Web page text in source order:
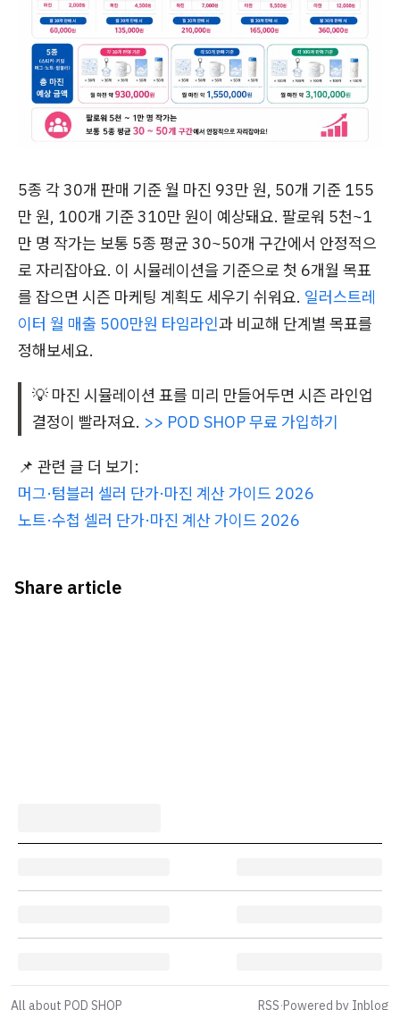
5종 각 30개 판매 기준 월 마진 93만 원, 50개 기준 155
만 원, 100개 기준 310만 원이 예상돼요. 팔로워 5천~1
만 명 작가는 보통 5종 평균 30~50개 구간에서 안정적으
로 자리잡아요. 이 시뮬레이션을 기준으로 첫 6개월 목표
를 잡으면 시즌 마케팅 계획도 세우기 쉬워요. 일러스트레
이터 월 매출 500만원 타임라인과 비교해 단계별 목표를
정해보세요.
💡 마진 시뮬레이션 표를 미리 만들어두면 시즌 라인업
결정이 빨라져요. >> POD SHOP 무료 가입하기
📌 관련 글 더 보기:
머그·텀블러 셀러 단가·마진 계산 가이드 2026
노트·수첩 셀러 단가·마진 계산 가이드 2026
Share article
All about POD SHOP RSS·Powered by Inblog